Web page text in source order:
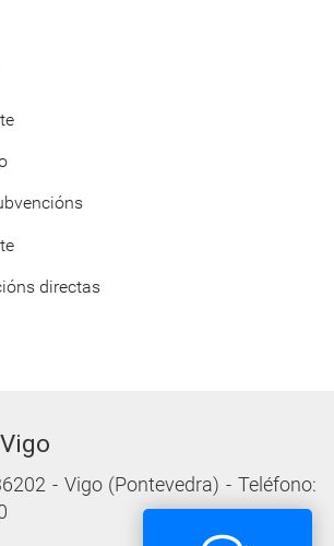
directas
- Vigo (Pontevedra) - Teléfono: